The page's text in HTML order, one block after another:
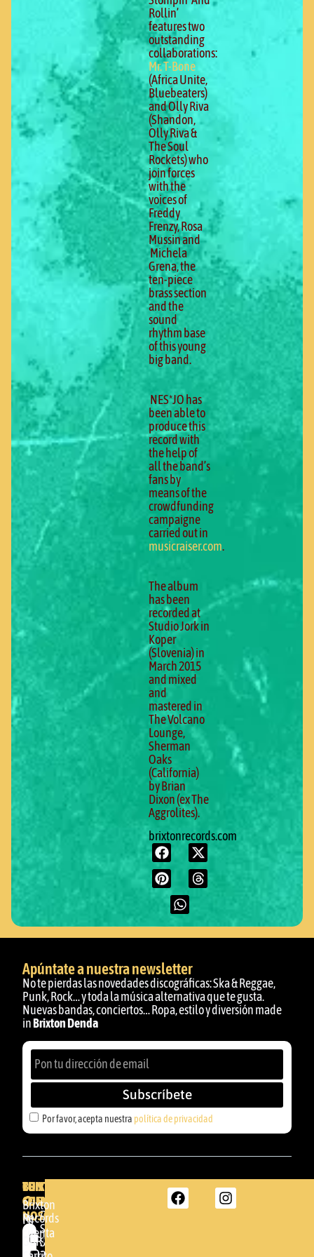
Rollin’
features two
outstanding
collaborations:
Mr. T-Bone
(Africa Unite,
Bluebeaters)
and Olly Riva
(Shandon,
Olly Riva &
The Soul
Rockets) who
join forces
with the
voices of
Freddy
Frenzy, Rosa
Mussin and
Michela
Grena, the
ten-piece
brass section
and the
sound
rhythm base
of this young
big band.
NES*JO has
been able to
produce this
record with
the help of
all the band’s
fans by
means of the
crowdfunding
campaigne
carried out in
musicraiser.com.
The album
has been
recorded at
Studio Jork in
Koper
(Slovenia) in
March 2015
and mixed
and
mastered in
The Volcano
Lounge,
Sherman
Oaks
(California)
by Brian
Dixon (ex The
Aggrolites).
brixtonrecords.com
Apúntate a nuestra newsletter
No te pierdas las novedades discográficas: Ska & Reggae,
Punk, Rock… y toda la música alternativa que te gusta.
Nuevas bandas, conciertos… Ropa, estilo y diversión made
in Brixton Denda
Por favor, acepta nuestra política de privacidad
Subscríbete
BRIXTON
DENDA -
SHOP
Somera
BRIXTON
Brixton
Records
GBR
TU
CUENTA
Mi
cuenta
CONTACTA
CON
NOSOTROS
Por